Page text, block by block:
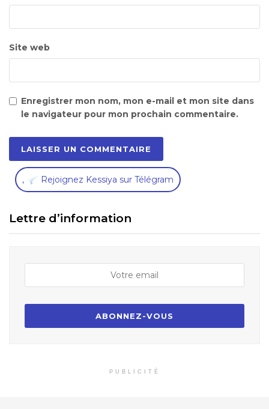
Site web
Enregistrer mon nom, mon e-mail et mon site dans
le navigateur pour mon prochain commentaire.
, Rejoignez Kessiya sur Télégram
Lettre d’information
PUBLICITÉ